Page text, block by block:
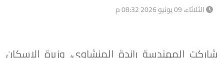
الثلاثاء، 09 يونيو 2026 08:32 م
شاركت المهندسة راندة المنشاوي، وزيرة الإسكان